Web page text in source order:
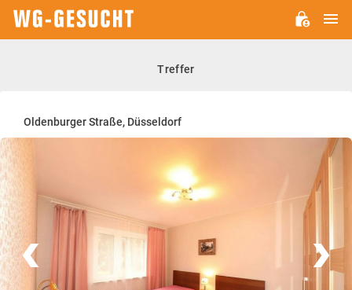
Treffer
Oldenburger Straße, Düsseldorf